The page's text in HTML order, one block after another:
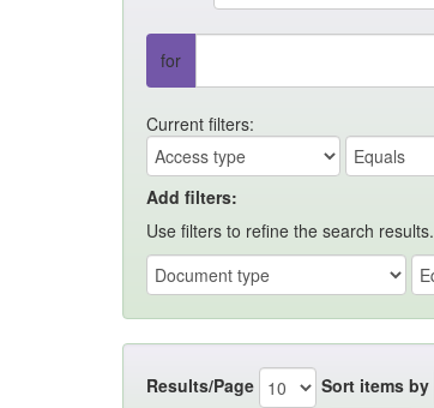
for
Current filters:
Add filters:
Use filters to refine the search results.
Results/Page Sort items by